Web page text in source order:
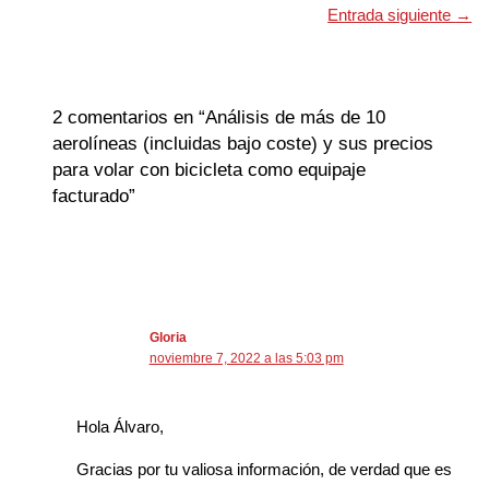
Entrada siguiente →
2 comentarios en “Análisis de más de 10
aerolíneas (incluidas bajo coste) y sus precios
para volar con bicicleta como equipaje
facturado”
Gloria
noviembre 7, 2022 a las 5:03 pm
Hola Álvaro,
Gracias por tu valiosa información, de verdad que es